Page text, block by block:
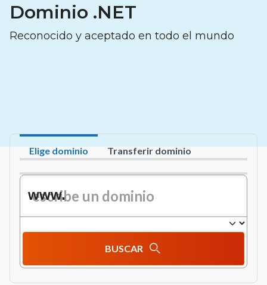
Dominio .NET
Reconocido y aceptado en todo el mundo
Elige dominio Transferir dominio
www.
BUSCAR